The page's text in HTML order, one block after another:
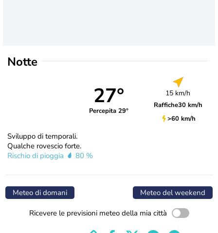
Notte
27°
Percepita 29°
15 km/h
Raffiche30 km/h
>60 km/h
Sviluppo di temporali.
Qualche rovescio forte.
Rischio di pioggia
80 %
Meteo di domani Meteo del weekend
Ricevere le previsioni meteo della mia città